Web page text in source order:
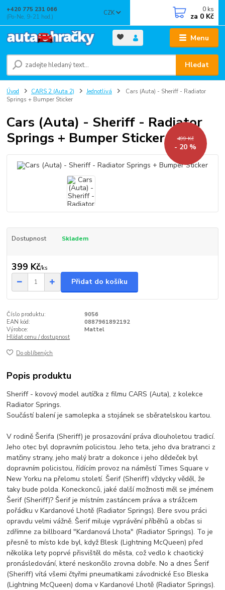
Menu
CZK
Hledat
+420 775 231 066
(Po-Ne, 9-21 hod.)
0 ks
za 0 Kč
Úvod CARS 2 (Auta 2) Jednotlivá
Cars (Auta) - Sheriff - Radiator
Springs + Bumper Sticker
Cars (Auta) - Sheriff - Radiator
Springs + Bumper Sticker
499 Kč
- 20 %
Dostupnost Skladem
399 Kč/ks
Přidat do košíku
Číslo produktu:
9056
EAN kód:
0887961892192
Výrobce:
Mattel
Hlídat cenu / dostupnost
Do oblíbených
Popis produktu
Sheriff - kovový model autíčka z filmu CARS (Auta), z kolekce
Radiator Springs.
Součástí balení je samolepka a stojánek se sběratelskou kartou.
V rodině Šerifa (Sheriff) je prosazování práva dlouholetou tradicí.
Jeho otec byl dopravním policistou. Jeho teta, jeho dva bratranci z
matčiny strany, jeho malý bratr a dokonce i jeho dědeček byl
dopravním policistou, řídícím provoz na náměstí Times Square v
New Yorku na přelomu století. Šerif (Sheriff) vždycky věděl, že
taky bude polda. Koneckonců, jaké další možnosti měl se jménem
Šerif (Sheriff)? Šerif je místním zastáncem práva a strážcem
pořádku v Kardanové Lhotě (Radiator Springs). Bere svou práci
opravdu velmi vážně. Šerif miluje vyprávění příběhů a občas si
zdřímne za billboard "Kardanová Lhota" (Radiator Springs). To je
přesně to místo kde byl, když Blesk (Lightning McQueen) před
několika lety poprvé přisvištěl do města, což vedlo k chaotický
pronásledování, které neskončilo zrovna dobře. No a dnes Šerif
(Sheriff) vítá všemi čtyřmi pneumatikami závodnické Eso Bleska
(Lightning McQueen) doma v Kardanové Lhotě (Radiator Springs).